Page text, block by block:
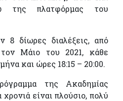
της πλατφόρμας του
8 δίωρες διαλέξεις, από
Μάιο του 2021, κάθε
και ώρες 18:15 – 20:00.
της Ακαδημίας
είναι πλούσιο, πολύ